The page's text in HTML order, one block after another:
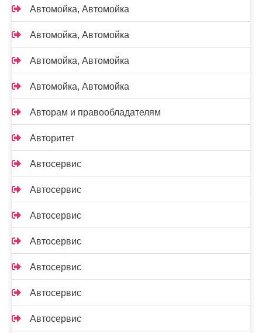
Автомойка, Автомойка
Автомойка, Автомойка
Автомойка, Автомойка
Автомойка, Автомойка
Авторам и правообладателям
Авторитет
Автосервис
Автосервис
Автосервис
Автосервис
Автосервис
Автосервис
Автосервис